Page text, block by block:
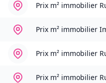
Prix m² immobilier
Prix m² immobilier
Prix m² immobilier
Prix m² immobilier